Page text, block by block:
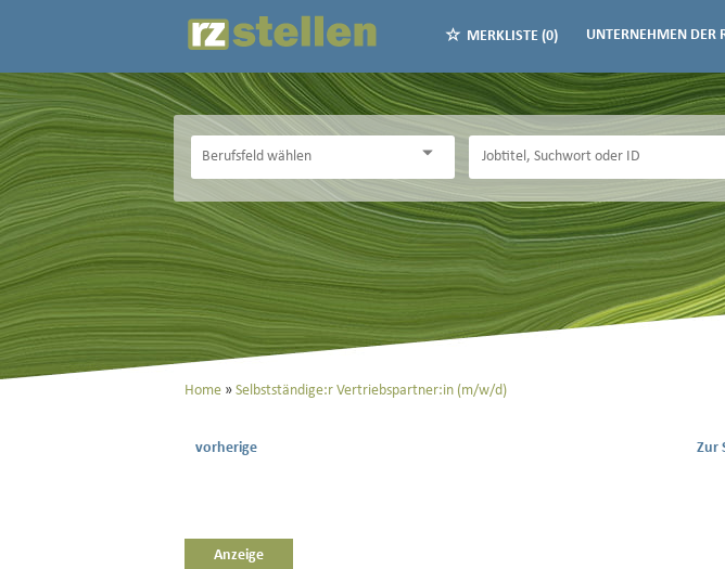
MERKLISTE (0) UNTERNEHMEN DER
Home Selbstständige:r Vertriebspartner:in (m/w/d)
vorherige Zur
Anzeige